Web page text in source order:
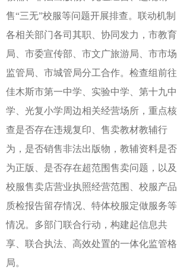
售“三无”校服等问题开展排查。联动机制
各相关部门各司其职、协同发力，市教育
局、市委宣传部、市文广旅游局、市市场
监管局、市城管局分工合作。检查组前往
佳木斯市第一中学、实验中学、第十九中
学、光复小学周边相关经营场所，重点核
查是否存在违规复印、售卖教材教辅行
为，是否销售非法出版物，教辅资料是否
为正版、是否存在超范围售卖问题，以及
校服售卖店营业执照经营范围、校服产品
质检报告留存情况、特体校服定做服务等
情况。多部门联合行动，构建起信息共
享、联合执法、高效处置的一体化监管格
局。